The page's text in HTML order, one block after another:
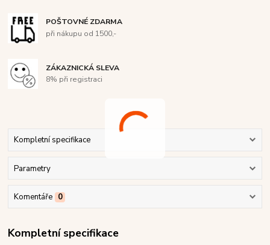
POŠTOVNÉ ZDARMA
při nákupu od 1500,-
ZÁKAZNICKÁ SLEVA
8% při registraci
Kompletní specifikace
Parametry
Komentáře 0
Kompletní specifikace